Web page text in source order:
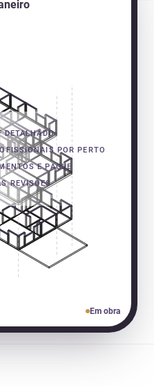
DETALHADO
POR PERTO
E PAGUE
REVISÕES
Em obra